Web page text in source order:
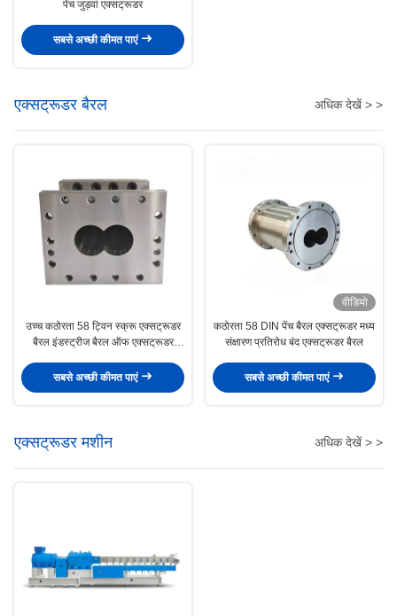
पेंच जुड़वां एक्सट्रूडर
सबसे अच्छी कीमत पाएं
एक्सट्रूडर बैरल अधिक देखें > >
उच्च कठोरता 58 ट्विन स्क्रू एक्सट्रूडर
बैरल इंडस्ट्रीज बैरल ऑफ एक्सट्रूडर
सबसे अच्छी कीमत पाएं
वीडियो
कठोरता 58 DIN पेंच बैरल एक्सट्रूडर मध्य
संक्षारण प्रतिरोध बंद एक्सट्रूडर बैरल
सबसे अच्छी कीमत पाएं
एक्सट्रूडर मशीन अधिक देखें > >